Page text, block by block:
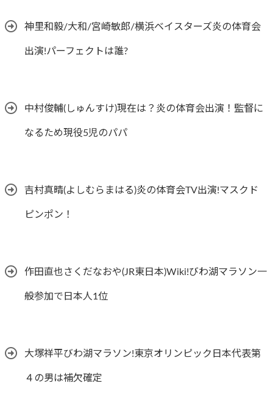
神里和毅/大和/宮崎敏郎/横浜ベイスターズ炎の体育会
出演!パーフェクトは誰?
中村俊輔(しゅんすけ)現在は？炎の体育会出演！監督に
なるため現役5児のパパ
吉村真晴(よしむらまはる)炎の体育会TV出演!マスクド
ピンポン！
作田直也さくだなおや(JR東日本)Wiki!びわ湖マラソン一
般参加で日本人1位
大塚祥平びわ湖マラソン!東京オリンピック日本代表第
４の男は補欠確定